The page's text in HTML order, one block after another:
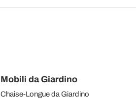
Mobili da Giardino
Chaise-Longue da Giardino